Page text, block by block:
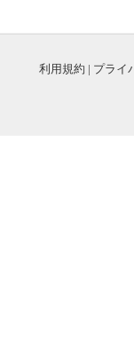
利用規約 | プライ